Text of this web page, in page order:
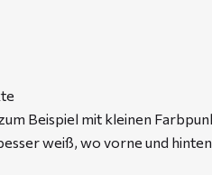
Beispiel mit kleinen
weiß, wo vorne und